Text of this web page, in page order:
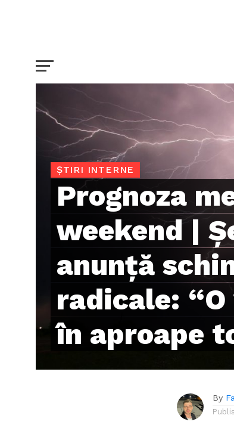
ȘTIRI INTERNE
Prognoza
weekend |
anunţă
radicale:
în aproape
By